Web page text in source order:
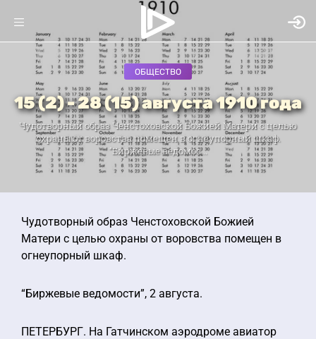
ОБЩЕСТВО
15 (2) - 28 (15) августа 1910 года
Чудотворный образ Ченстоховской Божией Матери с целью
охраны от воровства помещен в огнеупорный шкаф.
“Биржевые ведомос...
Чудотворный образ Ченстоховской Божией
Матери с целью охраны от воровства помещен в
огнеупорный шкаф.
“Биржевые ведомости”, 2 августа.
ПЕТЕРБУРГ. На Гатчинском аэродроме авиатор